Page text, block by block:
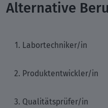
Alternative
Labortechniker/in
Produktentwickler/in
Qualitätsprüfer/in